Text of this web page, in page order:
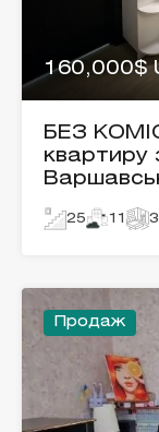
160,000$
БЕЗ
25 11 3
Продаж